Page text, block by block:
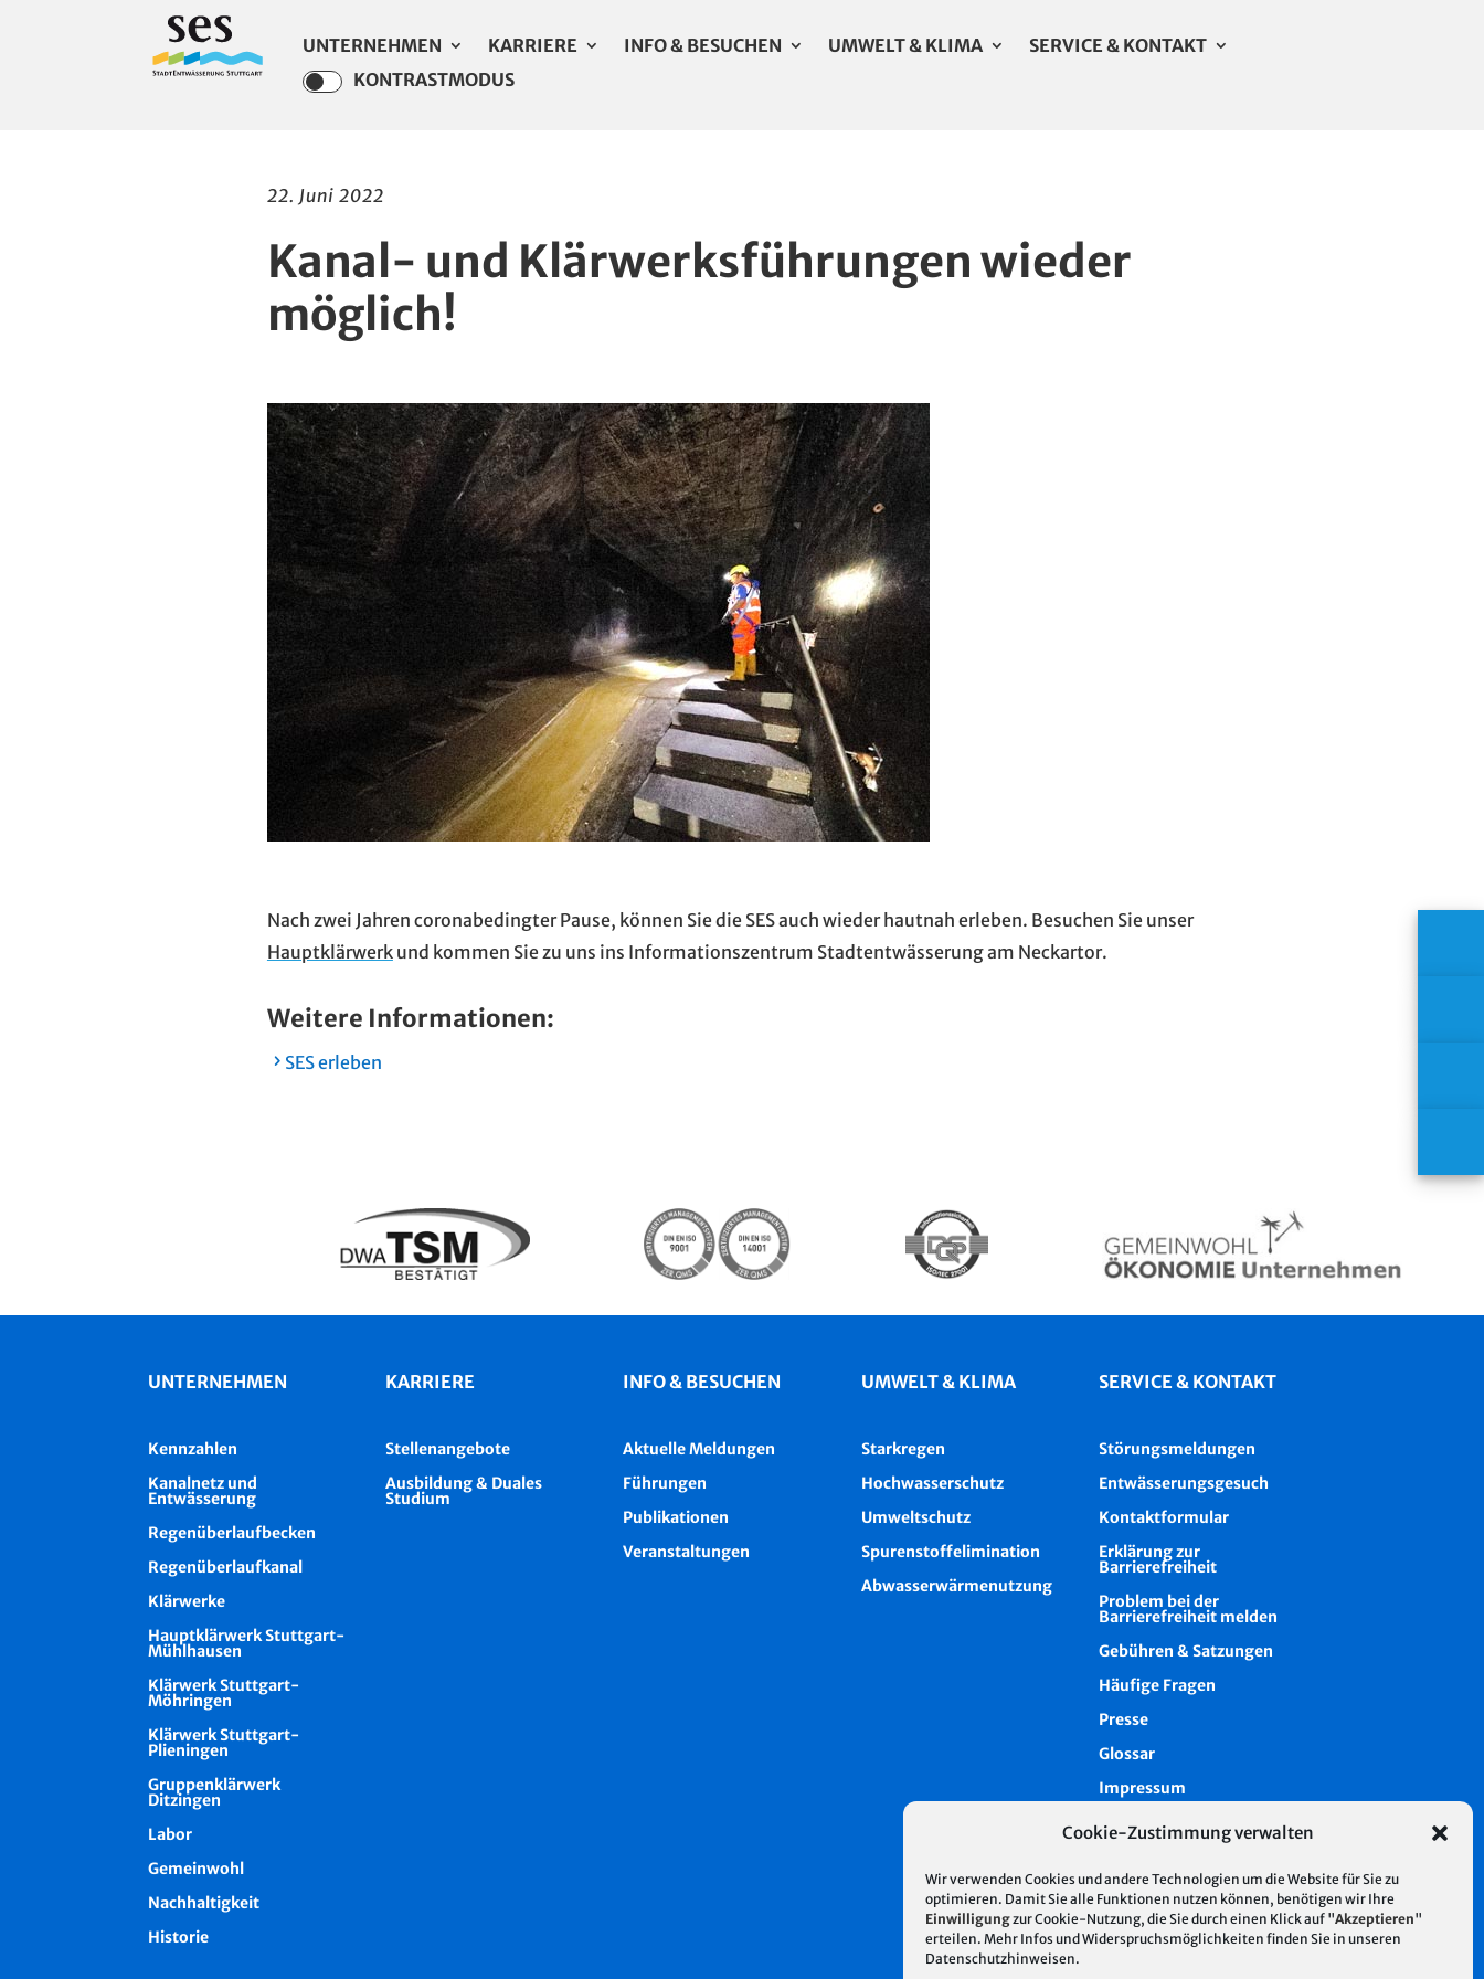
Cookie-Zustimmung verwalten
Wir verwenden Cookies und andere Technologien um die Website für Sie zu
optimieren. Damit Sie alle Funktionen nutzen können, benötigen wir Ihre
Einwilligungzur Cookie-Nutzung, die Sie durch einen Klick auf "Akzeptieren"
erteilen. Mehr Infos und Widerspruchsmöglichkeiten finden Sie in unseren
Datenschutzhinweisen.
UNTERNEHMEN KARRIERE INFO & BESUCHEN UMWELT & KLIMA
SERVICE & KONTAKT
KONTRASTMODUS
22. Juni 2022
Kanal- und Klärwerksführungen wieder
möglich!
Nach zwei Jahren coronabedingter Pause, können Sie die SES auch wieder hautnah erleben. Besuchen Sie unser
Hauptklärwerkund kommen Sie zu uns ins Informationszentrum Stadtentwässerung am Neckartor.
Weitere Informationen:
SES erleben
UNTERNEHMEN
Kennzahlen
Kanalnetz und
Entwässerung
Regenüberlaufbecken
Regenüberlaufkanal
Klärwerke
Hauptklärwerk Stuttgart-
Mühlhausen
Klärwerk Stuttgart-
Möhringen
Klärwerk Stuttgart-
Plieningen
Gruppenklärwerk
Ditzingen
Labor
Gemeinwohl
Nachhaltigkeit
Historie
KARRIERE
Stellenangebote
Ausbildung & Duales
Studium
INFO & BESUCHEN
Aktuelle Meldungen
Führungen
Publikationen
Veranstaltungen
UMWELT & KLIMA
Starkregen
Hochwasserschutz
Umweltschutz
Spurenstoffelimination
Abwasserwärmenutzung
SERVICE & KONTAKT
Störungsmeldungen
Entwässerungsgesuch
Kontaktformular
Erklärung zur
Barrierefreiheit
Problem bei der
Barrierefreiheit melden
Gebühren & Satzungen
Häufige Fragen
Presse
Glossar
Impressum
Datenschutz
Intern